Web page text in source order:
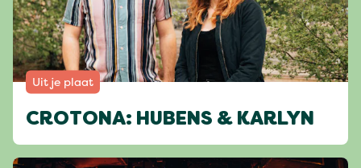
Uit je plaat
CROTONA: HUBENS & KARLYN